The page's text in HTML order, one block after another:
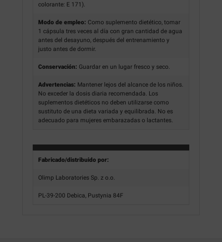
colorante: E 171).
Modo de empleo: Como suplemento dietético, tomar
1 cápsula tres veces al día con gran cantidad de agua
antes del desayuno, después del entrenamiento y
justo antes de dormir.
Conservación: Guardar en un lugar fresco y seco.
Advertencias: Mantener lejos del alcance de los niños.
No exceder la dosis diaria recomendada. Los
suplementos dietéticos no deben utilizarse como
sustituto de una dieta variada y equilibrada. No es
adecuado para mujeres embarazadas o lactantes.
Fabricado/distribuido por:
Olimp Laboratories Sp. z o.o.
PL-39-200 Debica, Pustynia 84F